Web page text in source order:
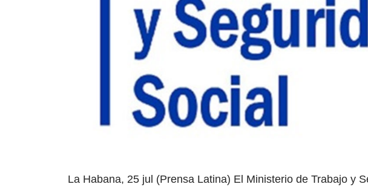
La Habana, 25 jul (Prensa Latina) El Ministerio de Trabajo y